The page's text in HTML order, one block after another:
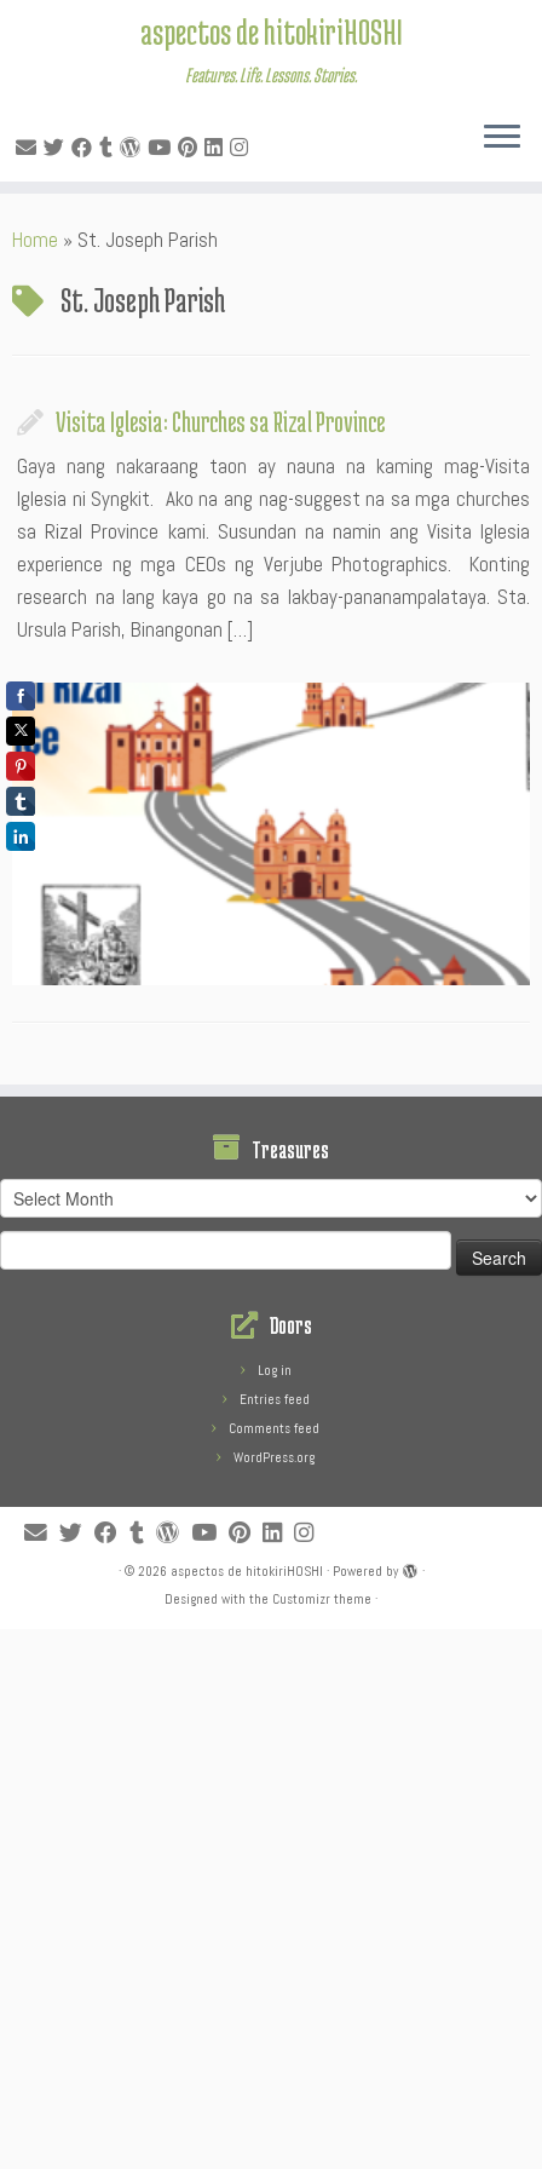
to
aspectos de hitokiriHOSHI
Features. Life. Lessons. Stories.
Home » St. Joseph Parish
St. Joseph Parish
Visita Iglesia: Churches sa Rizal Province
Gaya nang nakaraang taon ay nauna na kaming mag-Visita
Iglesia ni Syngkit. Ako na ang nag-suggest na sa mga churches
sa Rizal Province kami. Susundan na namin ang Visita Iglesia
experience ng mga CEOs ng Verjube Photographics. Konting
research na lang kaya go na sa lakbay-pananampalataya. Sta.
Ursula Parish, Binangonan […]
Treasures
Treasures
for:
Doors
Log in
Entries feed
Comments feed
WordPress.org
· © 2026 aspectos de hitokiriHOSHI · Powered by
·
Designed with the Customizr theme ·